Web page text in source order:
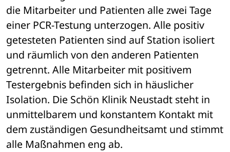
die Mitarbeiter und Patienten alle zwei Tage
einer PCR-Testung unterzogen. Alle positiv
getesteten Patienten sind auf Station isoliert
und räumlich von den anderen Patienten
getrennt. Alle Mitarbeiter mit positivem
Testergebnis befinden sich in häuslicher
Isolation. Die Schön Klinik Neustadt steht in
unmittelbarem und konstantem Kontakt mit
dem zuständigen Gesundheitsamt und stimmt
alle Maßnahmen eng ab.